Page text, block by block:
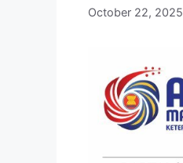
October 22, 2025